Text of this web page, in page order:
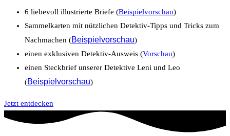
6 liebevoll illustrierte Briefe (Beispielvorschau)
Sammelkarten mit nützlichen Detektiv-Tipps und Tricks zum
Nachmachen (Beispielvorschau)
einen exklusiven Detektiv-Ausweis (Vorschau)
einen Steckbrief unserer Detektive Leni und Leo
(Beispielvorschau)
Jetzt entdecken